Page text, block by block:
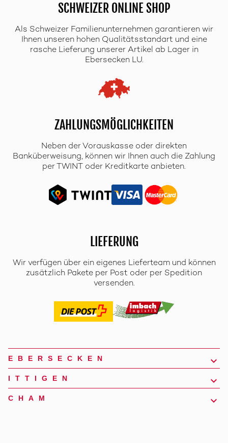
SCHWEIZER ONLINE SHOP
Als Schweizer Familienunternehmen garantieren wir
Ihnen unseren hohen Qualitätsstandart und eine
rasche Lieferung unserer Artikel ab Lager in
Ebersecken LU.
ZAHLUNGSMÖGLICHKEITEN
Neben der Vorauskasse oder direkten
Banküberweisung, können wir Ihnen auch die Zahlung
per TWINT oder Kreditkarte anbieten.
LIEFERUNG
Wir verfügen über ein eigenes Lieferteam und können
zusätzlich Pakete per Post oder per Spedition
versenden.
EBERSECKEN
ITTIGEN
CHAM